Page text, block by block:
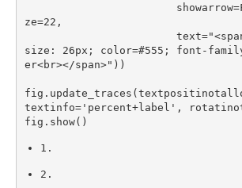
                        showarrow
=
ze=22 ,
text=
size: 26px; color=#555; font-
er<br></span>" ) )
fig . update_traces (
textinfo='percent+label' ,
fig . show( )
1.
2.